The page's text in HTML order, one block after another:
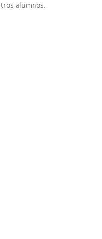
alumnos.